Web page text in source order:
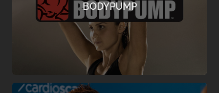
BODYPUMP
Langhantelprogramm zur Kräftigung, Formung
und Straffung des gesamten Körpers. Teste es
im INJOY Graz-Nord.
mehr erfahren